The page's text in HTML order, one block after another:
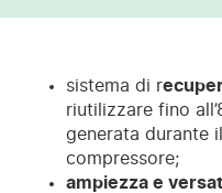
sistema di r
riutilizzare fino
generata durante
compressore;
ampiezza e